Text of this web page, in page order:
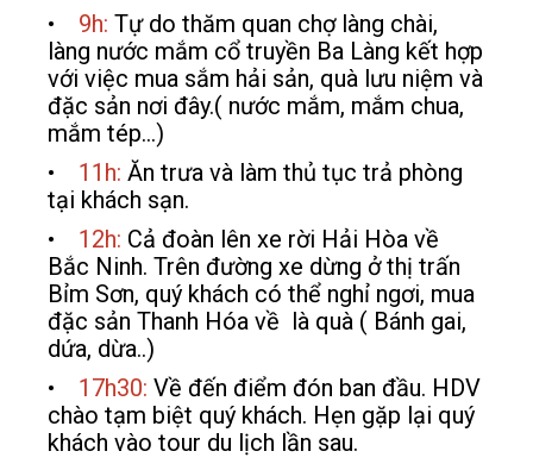
•
9h: Tự do thăm quan chợ làng chài,
làng nước mắm cổ truyền Ba Làng kết hợp
với việc mua sắm hải sản, quà lưu niệm và
đặc sản nơi đây.( nước mắm, mắm chua,
mắm tép…)
•
11h: Ăn trưa và làm thủ tục trả phòng
tại khách sạn.
• 12h: Cả đoàn lên xe rời Hải Hòa về
Bắc Ninh. Trên đường xe dừng ở thị trấn
Bỉm Sơn, quý khách có thể nghỉ ngơi, mua
đặc sản Thanh Hóa về là quà ( Bánh gai,
dứa, dừa..)
•
17h30: Về đến điểm đón ban đầu. HDV
chào tạm biệt quý khách. Hẹn gặp lại quý
khách vào tour du lịch lần sau.